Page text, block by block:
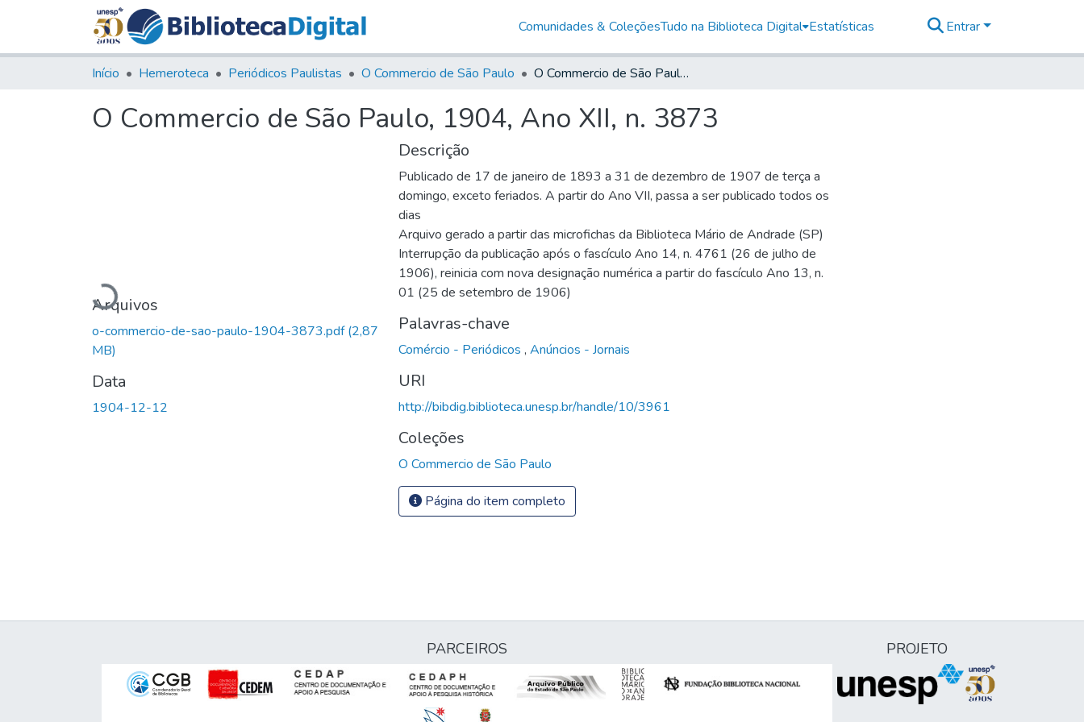
Comunidades & ColeçõesTudo na Biblioteca Digital Estatísticas Entrar
Início Hemeroteca Periódicos Paulistas O Commercio de São Paulo O Commercio de São Paulo, 1904, Ano XII, n. 3873
O Commercio de São Paulo, 1904, Ano XII, n. 3873
Carregando...
Arquivos
o-commercio-de-sao-paulo-1904-3873.pdf(2,87
MB)
Data
1904-12-12
Descrição
Publicado de 17 de janeiro de 1893 a 31 de dezembro de 1907 de terça a
domingo, exceto feriados. A partir do Ano VII, passa a ser publicado todos os
dias
Arquivo gerado a partir das microfichas da Biblioteca Mário de Andrade (SP)
Interrupção da publicação após o fascículo Ano 14, n. 4761 (26 de julho de
1906), reinicia com nova designação numérica a partir do fascículo Ano 13, n.
01 (25 de setembro de 1906)
Palavras-chave
Comércio - Periódicos , Anúncios - Jornais
URI
http://bibdig.biblioteca.unesp.br/handle/10/3961
Coleções
O Commercio de São Paulo
Página do item completo
PARCEIROS PROJETO